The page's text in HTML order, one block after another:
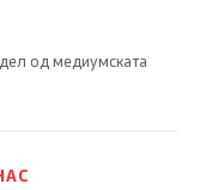
од медиумската